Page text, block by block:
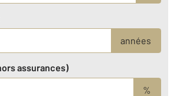
années
assurances)
%